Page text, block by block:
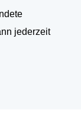
jederzeit